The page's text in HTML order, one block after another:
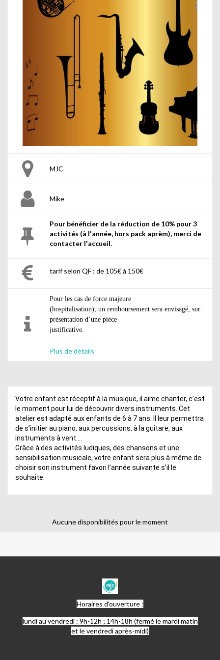
MJC
Mike
Pour bénéficier de la réduction de 10% pour 3
activités (à l'année, hors pack aprèm), merci de
contacter l'accueil.
tarif selon QF : de 105€ à 150€
Pour les cas de force majeure
(hospitalisation), un remboursement sera envisagé, sur
présentation d’une pièce
justificative.
Plus de détails
Votre enfant est réceptif à la musique, il aime chanter, c’est
le moment pour lui de découvrir divers instruments. Cet
atelier est adapté aux enfants de 6 à 7 ans. Il leur permettra
de s’initier au piano, aux percussions, à la guitare, aux
instruments à vent….
Grâce à des activités ludiques, des chansons et une
sensibilisation musicale, votre enfant sera plus à même de
choisir son instrument favori l’année suivante s’il le
souhaite.
Aucune disponibilités pour le moment
MJC
MARSEILLAN
Horaires d'ouverture :
lundi au vendredi : 9h-12h ; 14h-18h (fermé le mardi matin
et le vendredi après-midi)